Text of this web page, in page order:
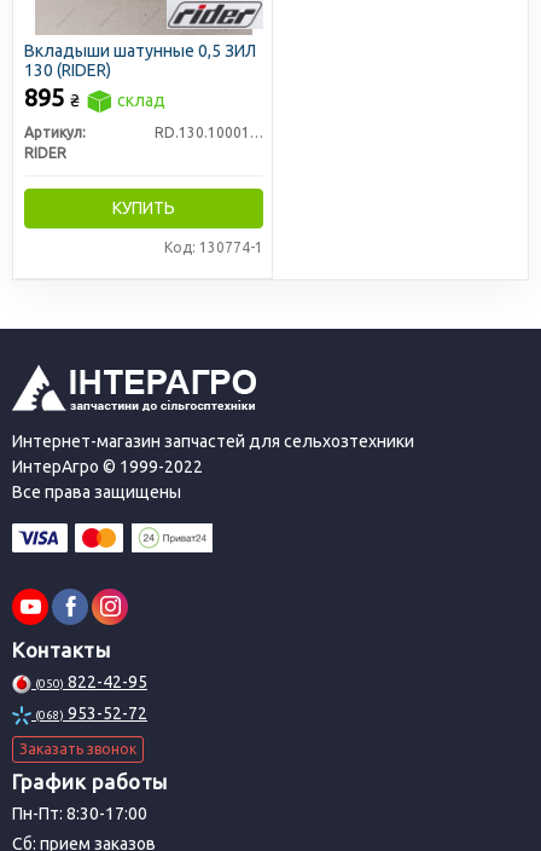
Вкладыши шатунные 0,5 ЗИЛ
130 (RIDER)
895 ₴ склад
Артикул:
RD.130.1000104.Р3
RIDER
КУПИТЬ
Код: 130774-1
Интернет-магазин запчастей для сельхозтехники
ИнтерАгро © 1999-2022
Все права защищены
Контакты
(050) 822-42-95
(068) 953-52-72
Заказать звонок
График работы
Пн-Пт: 8:30-17:00
Сб: прием заказов